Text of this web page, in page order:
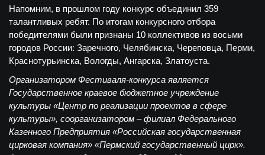
Напомним, в прошлом году конкурс объединил 359
талантливых ребят. По итогам конкурсного отбора
победителями были признаны 10 коллективов из восьми
городов России: Заречного, Челябинска, Череповца, Перми,
Краснотурьинска, Вологды, Ангарска, Златоуста.
Организатором Фестиваля-конкурса является
Государственное краевое бюджетное учреждение
культуры «Центр по реализации проектов в сфере
культуры», соорганизатором – филиал Федерального
Казенного Предприятия «Российская государственная
цирковая компания» «Пермский государственный цирк».